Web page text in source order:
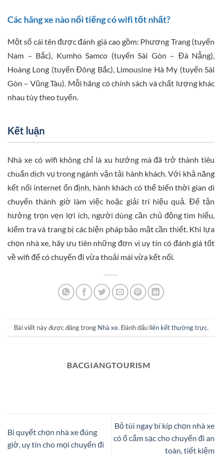
Các hãng xe nào nổi tiếng có wifi tốt nhất?
Một số cái tên được đánh giá cao gồm: Phương Trang (tuyến
Nam – Bắc), Kumho Samco (tuyến Sài Gòn – Đà Nẵng),
Hoàng Long (tuyến Đông Bắc), Limousine Hà My (tuyến Sài
Gòn – Vũng Tàu). Mỗi hãng có chính sách và chất lượng khác
nhau tùy theo tuyến.
Kết luận
Nhà xe có wifi không chỉ là xu hướng mà đã trở thành tiêu
chuẩn dịch vụ trong ngành vận tải hành khách. Với khả năng
kết nối internet ổn định, hành khách có thể biến thời gian di
chuyển thành giờ làm việc hoặc giải trí hiệu quả. Để tận
hưởng trọn vẹn lợi ích, người dùng cần chủ động tìm hiểu,
kiểm tra và trang bị các biện pháp bảo mật cần thiết. Khi lựa
chọn nhà xe, hãy ưu tiên những đơn vị uy tín có đánh giá tốt
về wifi để có chuyến đi vừa thoải mái vừa kết nối.
Bài viết này được đăng trong Nhà xe. Đánh dấu liên kết thường trực.
BACGIANGTOURISM
Bí quyết chọn nhà xe đúng
giờ, uy tín cho mọi chuyến đi
Bỏ túi ngay bí kíp chọn nhà xe
có ổ cắm sạc cho chuyến đi an
toàn, tiết kiệm